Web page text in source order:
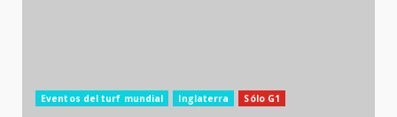
Eventos del turf mundial Inglaterra Sólo G1